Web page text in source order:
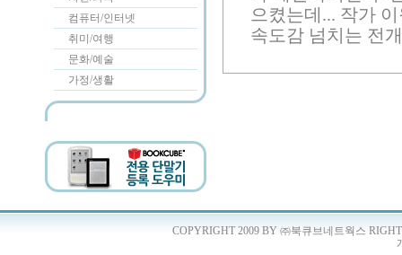
컴퓨터/인터넷
취미/여행
문화/예술
가정/생활
으켰는데... 작가
속도감 넘치는 전
COPYRIGHT 2009 BY ㈜북큐브네트웍스